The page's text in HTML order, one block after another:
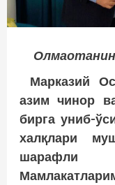
Марказий
азим чинор
бирга униб-
халқлари
шарафли